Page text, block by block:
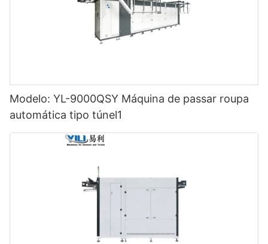
Modelo: YL-9000QSY Máquina de passar roupa
automática tipo túnel1